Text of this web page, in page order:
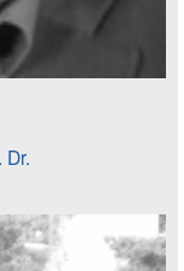
Dr.